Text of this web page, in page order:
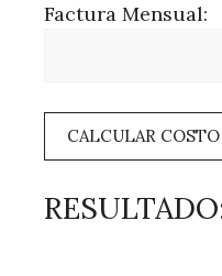
Factura Mensual:
CALCULAR